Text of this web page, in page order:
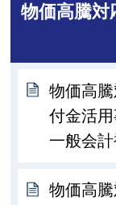
物価高騰対
物価高
付金活
一般会計
物価高